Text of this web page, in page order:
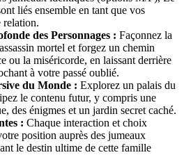
liés ensemble en tant que vos
relation.
des Personnages : Façonnez la
mortel et forgez un chemin
ou la miséricorde, en laissant derrière
à votre passé oublié.
du Monde : Explorez un palais du
le contenu futur, y compris une
des énigmes et un jardin secret caché.
: Chaque interaction et choix
position auprès des jumeaux
le destin ultime de cette famille